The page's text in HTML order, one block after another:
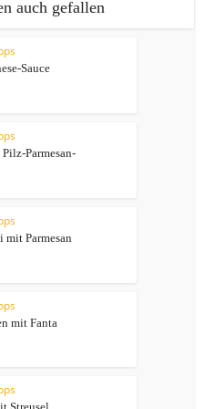
auch gefallen
Sauce
Parmesan-
mit Parmesan
mit Fanta